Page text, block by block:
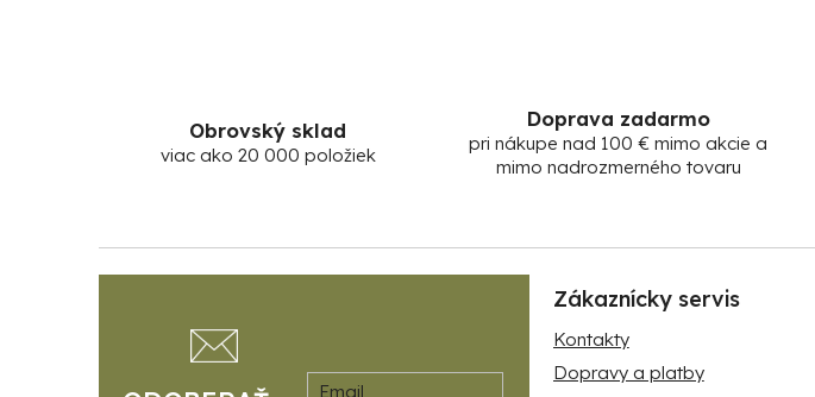
Obrovský sklad
viac ako 20 000 položiek
Doprava zadarmo
pri nákupe nad 100 € mimo akcie a
mimo nadrozmerného tovaru
Email
Zákaznícky servis
Kontakty
Dopravy a platby